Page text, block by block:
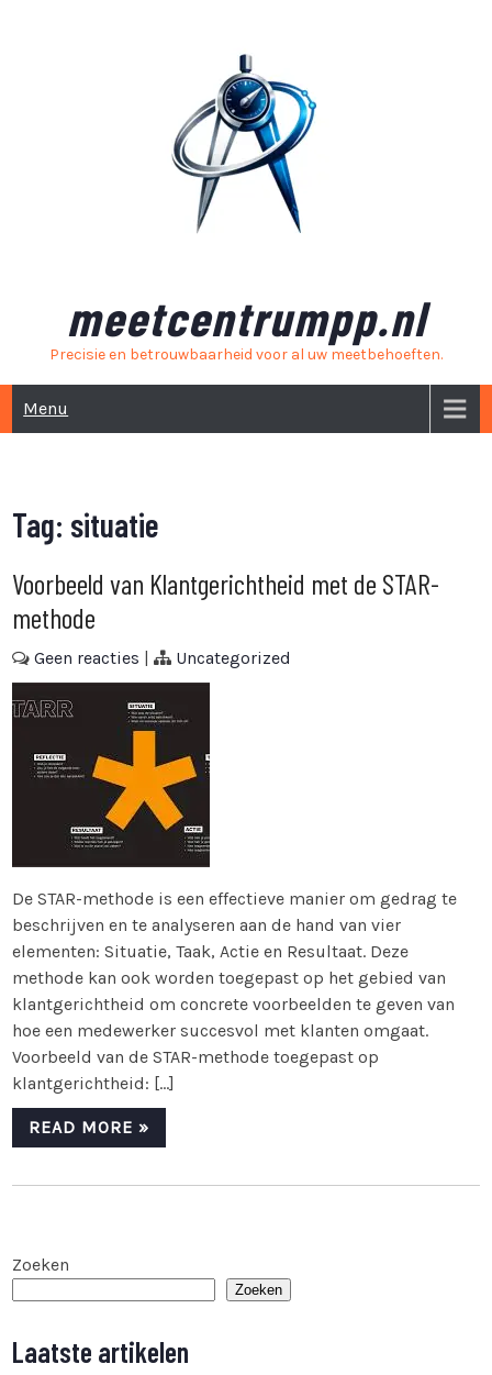
meetcentrumpp.nl
Precisie en betrouwbaarheid voor al uw meetbehoeften.
Menu
Tag: situatie
Voorbeeld van Klantgerichtheid met de STAR-
methode
Geen reacties | Uncategorized
De STAR-methode is een effectieve manier om gedrag te
beschrijven en te analyseren aan de hand van vier
elementen: Situatie, Taak, Actie en Resultaat. Deze
methode kan ook worden toegepast op het gebied van
klantgerichtheid om concrete voorbeelden te geven van
hoe een medewerker succesvol met klanten omgaat.
Voorbeeld van de STAR-methode toegepast op
klantgerichtheid: […]
READ MORE »
Zoeken
Zoeken
Laatste artikelen